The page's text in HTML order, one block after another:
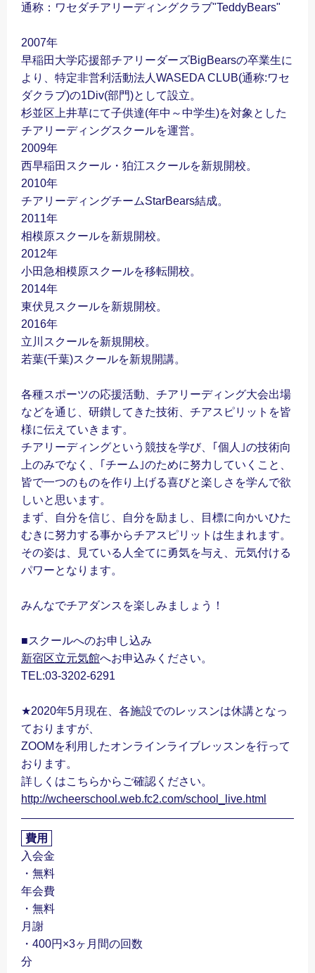
通称：ワセダチアリーディングクラブ"TeddyBears"
2007年
早稲田大学応援部チアリーダーズBigBearsの卒業生に
より、特定非営利活動法人WASEDA CLUB(通称:ワセ
ダクラブ)の1Div(部門)として設立。
杉並区上井草にて子供達(年中～中学生)を対象とした
チアリーディングスクールを運営。
2009年
西早稲田スクール・狛江スクールを新規開校。
2010年
チアリーディングチームStarBears結成。
2011年
相模原スクールを新規開校。
2012年
小田急相模原スクールを移転開校。
2014年
東伏見スクールを新規開校。
2016年
立川スクールを新規開校。
若葉(千葉)スクールを新規開講。
各種スポーツの応援活動、チアリーディング大会出場
などを通じ、研鑚してきた技術、チアスピリットを皆
様に伝えていきます。
チアリーディングという競技を学び、｢個人｣の技術向
上のみでなく、｢チーム｣のために努力していくこと、
皆で一つのものを作り上げる喜びと楽しさを学んで欲
しいと思います。
まず、自分を信じ、自分を励まし、目標に向かいひた
むきに努力する事からチアスピリットは生まれます。
その姿は、見ている人全てに勇気を与え、元気付ける
パワーとなります。
みんなでチアダンスを楽しみましょう！
■スクールへのお申し込み
新宿区立元気館へお申込みください。
TEL:03-3202-6291
★2020年5月現在、各施設でのレッスンは休講となっ
ておりますが、
ZOOMを利用したオンラインライブレッスンを行って
おります。
詳しくはこちらからご確認ください。
http://wcheerschool.web.fc2.com/school_live.html
費用
入会金
・無料
年会費
・無料
月謝
・400円×3ヶ月間の回数
分